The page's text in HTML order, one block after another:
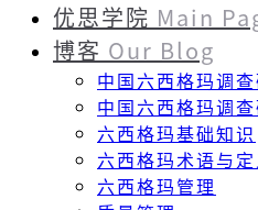
优思学院 Main
博客 Our Blog
中国六西格玛调
中国六西格玛调
六西格玛基础知识
六西格玛术语与定
六西格玛管理